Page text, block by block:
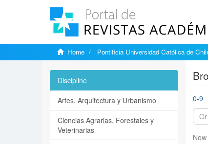
Home Pontificia Universidad Católica de
0-9
Discipline
Artes, Arquitectura y Urbanismo
Ciencias Agrarias, Forestales y
Veterinarias